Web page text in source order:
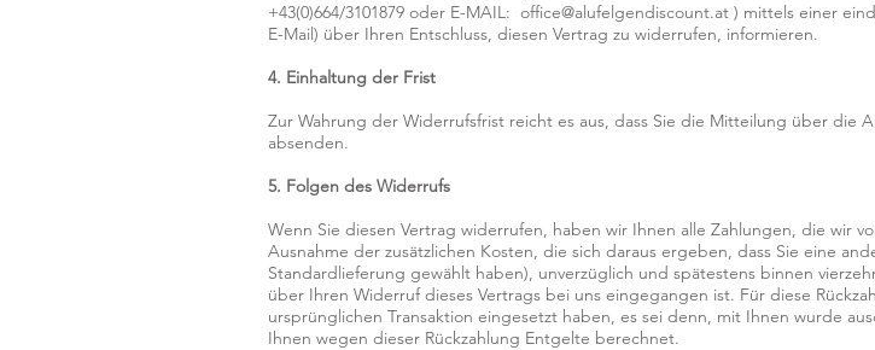
+43(0)664/3101879 oder E-MAIL: office@alufelgendiscount.at ) mittels einer
E-Mail) über Ihren Entschluss, diesen Vertrag zu widerrufen, informieren.
4. Einhaltung der Frist
Zur Wahrung der Widerrufsfrist reicht es aus, dass Sie die Mitteilung über die
absenden.
5. Folgen des Widerrufs
Wenn Sie diesen Vertrag widerrufen, haben wir Ihnen alle Zahlungen, die wir
Ausnahme der zusätzlichen Kosten, die sich daraus ergeben, dass Sie eine
Standardlieferung gewählt haben), unverzüglich und spätestens binnen
über Ihren Widerruf dieses Vertrags bei uns eingegangen ist. Für diese
ursprünglichen Transaktion eingesetzt haben, es sei denn, mit Ihnen wurde
Ihnen wegen dieser Rückzahlung Entgelte berechnet.